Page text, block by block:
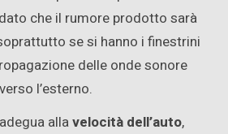
che il rumore prodotto sarà
se si hanno i finestrini
delle onde sonore
l’esterno.
allavelocità dell’auto,